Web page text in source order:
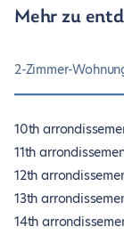
Mehr zu
2-Zimmer-
10th
11th
12th
13th
14th